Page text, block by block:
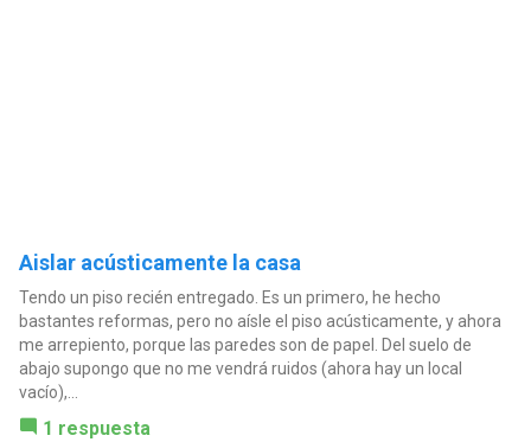
Aislar acústicamente la casa
Tendo un piso recién entregado. Es un primero, he hecho
bastantes reformas, pero no aísle el piso acústicamente, y ahora
me arrepiento, porque las paredes son de papel. Del suelo de
abajo supongo que no me vendrá ruidos (ahora hay un local
vacío),...
1 respuesta